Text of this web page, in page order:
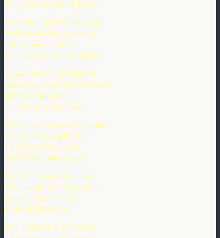
τὴν γλῶσσά μου νὰ βρέχῃ
Μὲ εἶπαν πῶς ἐδὼ πολλοὶ
σὰ ἰδοῦν ἕν’ ἄτυχο πουλὶ
ποῦ ἀγαπᾷ τὰ φῶτα
δὲν «τῷ γυρνοῦν τὰ νῶτα.»
Ἔ, νὰ λοιπόν! Στὸ ἀψηλὸ
κατώφλοιό σας κι’ ἐγώ, δειλὸ
ἐκάθησα πουλάκι
μ’ αὐτὸ τὸ τραγουδάκι
Ὦ σεῖς, τοῦ γένους οἱ τρανοί
ἡ Τύχη ὅλα τὰ φθονεῖ
καὶ τίποτε δὲν μένει
πιστὸ στὴν οἰκουμένη
Δὲν σᾶς ζητῶ οὔτε ψωμί
οὔτ’ ἕνα ῥοῦχο στὸ κορμί
Διψῶ! διψῶ τὴ θεία
ἀληθινὴ Παιδεία
Σεῖς ψάλλετε σ’ ὅλη τὴ γῆ